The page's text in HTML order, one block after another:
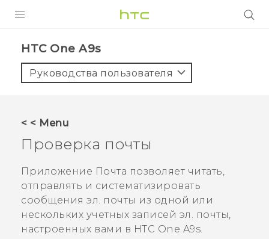
5G
ПОДДЕРЖКА
HTC One A9s‎
Руководства пользователя
< < Menu
Проверка почты
Приложение Почта позволяет читать,
отправлять и систематизировать
сообщения эл. почты из одной или
нескольких учетных записей эл. почты,
настроенных вами в HTC One A9s.